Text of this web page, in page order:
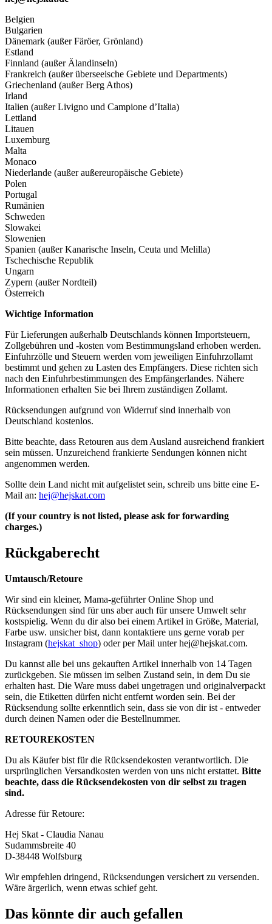
Belgien
Bulgarien
Dänemark (außer Färöer, Grönland)
Estland
Finnland (außer Älandinseln)
Frankreich (außer überseeische Gebiete und Departments)
Griechenland (außer Berg Athos)
Irland
Italien (außer Livigno und Campione d’Italia)
Lettland
Litauen
Luxemburg
Malta
Monaco
Niederlande (außer außereuropäische Gebiete)
Polen
Portugal
Rumänien
Schweden
Slowakei
Slowenien
Spanien (außer Kanarische Inseln, Ceuta und Melilla)
Tschechische Republik
Ungarn
Zypern (außer Nordteil)
Österreich
Wichtige Information
Für Lieferungen außerhalb Deutschlands können Importsteuern,
Zollgebühren und -kosten vom Bestimmungsland erhoben werden.
Einfuhrzölle und Steuern werden vom jeweiligen Einfuhrzollamt
bestimmt und gehen zu Lasten des Empfängers. Diese richten sich
nach den Einfuhrbestimmungen des Empfängerlandes. Nähere
Informationen erhalten Sie bei Ihrem zuständigen Zollamt.
Rücksendungen aufgrund von Widerruf sind innerhalb von
Deutschland kostenlos.
Bitte beachte, dass Retouren aus dem Ausland ausreichend frankiert
sein müssen. Unzureichend frankierte Sendungen können nicht
angenommen werden.
Sollte dein Land nicht mit aufgelistet sein, schreib uns bitte eine E-
Mail an: hej@hejskat.com
(If your country is not listed, please ask for forwarding
charges.)
Rückgaberecht
Umtausch/Retoure
Wir sind ein kleiner, Mama-geführter Online Shop und
Rücksendungen sind für uns aber auch für unsere Umwelt sehr
kostspielig. Wenn du dir also bei einem Artikel in Größe, Material,
Farbe usw. unsicher bist, dann kontaktiere uns gerne vorab per
Instagram (hejskat_shop) oder per Mail unterhej@hejskat.com.
Du kannst alle bei uns gekauften Artikel innerhalb von 14 Tagen
zurückgeben. Sie müssen im selben Zustand sein, in dem Du sie
erhalten hast. Die Ware muss dabei ungetragen und originalverpackt
sein, die Etiketten dürfen nicht entfernt worden sein. Bei der
Rücksendung sollte erkenntlich sein, dass sie von dir ist - entweder
durch deinen Namen oder die Bestellnummer.
RETOUREKOSTEN
Du als Käufer bist für die Rücksendekosten verantwortlich. Die
ursprünglichen Versandkosten werden von uns nicht erstattet. Bitte
beachte, dass die Rücksendekosten von dir selbst zu tragen
sind.
Adresse für Retoure:
Hej Skat - Claudia Nanau
Sudammsbreite 40
D-38448 Wolfsburg
Wir empfehlen dringend, Rücksendungen versichert zu versenden.
Wäre ärgerlich, wenn etwas schief geht.
Das könnte dir auch gefallen